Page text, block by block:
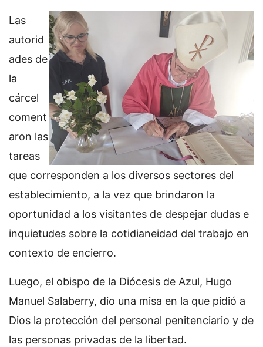
Las
autorid
ades de
la
cárcel
coment
aron las
tareas
que corresponden a los diversos sectores del
establecimiento, a la vez que brindaron la
oportunidad a los visitantes de despejar dudas e
inquietudes sobre la cotidianeidad del trabajo en
contexto de encierro.
Luego, el obispo de la Diócesis de Azul, Hugo
Manuel Salaberry, dio una misa en la que pidió a
Dios la protección del personal penitenciario y de
las personas privadas de la libertad.